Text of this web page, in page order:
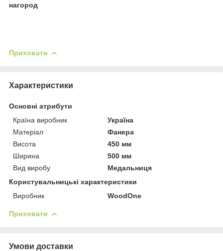
нагород
Приховати
Характеристики
Основні атрибути
Країна виробник
Україна
Матеріал
Фанера
Висота
450 мм
Ширина
500 мм
Вид виробу
Медальниця
Користувальницькі характеристики
Виробник
WoodOne
Приховати
Умови доставки